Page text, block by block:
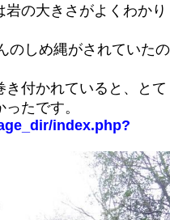
の大きさがよくわかり
のしめ縄がされていたの
き付かれていると、とて
たです。
index.php?